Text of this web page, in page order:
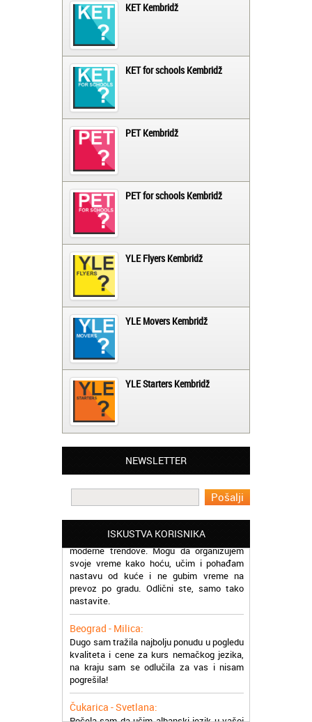
KET Kembridž
KET for schools Kembridž
PET Kembridž
PET for schools Kembridž
YLE Flyers Kembridž
YLE Movers Kembridž
YLE Starters Kembridž
NEWSLETTER
ISKUSTVA KORISNIKA
Beograd - Slavica:
vas, ekipa vam je super, profesori odlični a
cene pristupačne. Pozdrav iz Beograda
Pohadam kurs norveškog jezika online.
Prezadovoljan sam jer škola prati sve
moderne trendove. Mogu da organizujem
svoje vreme kako hoću, učim i pohađam
nastavu od kuće i ne gubim vreme na
prevoz po gradu. Odlični ste, samo tako
nastavite.
Beograd - Milica:
Dugo sam tražila najbolju ponudu u pogledu
kvaliteta i cene za kurs nemačkog jezika,
na kraju sam se odlučila za vas i nisam
pogrešila!
Čukarica - Svetlana:
Počela sam da učim albanski jezik u vašoj
školi, prezadovoljna sam uslugom i